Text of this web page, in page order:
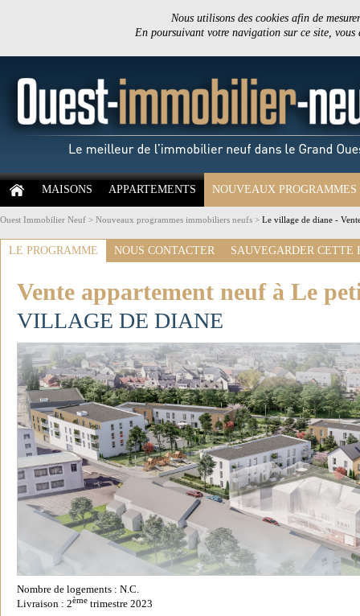
Nous utilisons des cookies afin de
En poursuivant votre navigation sur ce site,
MAISONS APPARTEMENTS NOUVEAUX PROGRAMMES
Ouest Immobilier Neuf > Nouveaux programmes immobiliers neufs > Le village de diane -
LE PROGRAMME NOUS CONTACTER SAUVEGARDER CETTE
Vente appartement neuf à Le
VILLAGE DE DIANE
Nombre de logements : N.C.
Livraison : 2ème trimestre 2023